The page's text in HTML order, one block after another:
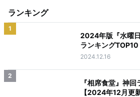
ランキング
1
2024年版『水曜
ランキングTOP10
2024.12.16
2
『相席食堂』神
【2024年12月更新